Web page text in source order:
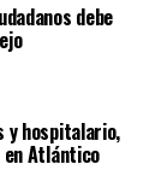
debe
y hospitalario,
en Atlántico